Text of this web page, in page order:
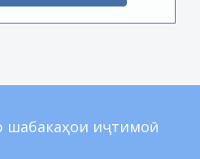
шабакаҳои иҷтимоӣ